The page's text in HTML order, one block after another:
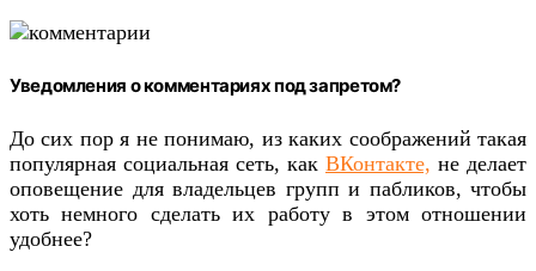
Уведомления о комментариях под запретом?
До сих пор я не понимаю, из каких соображений такая
популярная социальная сеть, как ВКонтакте, не делает
оповещение для владельцев групп и пабликов, чтобы
хоть немного сделать их работу в этом отношении
удобнее?